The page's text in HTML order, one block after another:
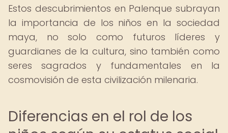
Estos descubrimientos en Palenque subrayan
la importancia de los niños en la sociedad
maya, no solo como futuros líderes y
guardianes de la cultura, sino también como
seres sagrados y fundamentales en la
cosmovisión de esta civilización milenaria.
Diferencias en el rol de los